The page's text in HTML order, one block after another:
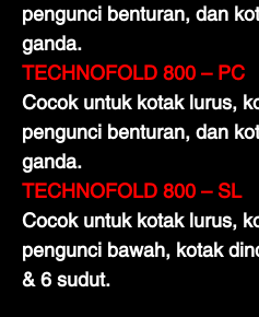
pengunci benturan, dan
ganda.
TECHNOFOLD 800 – PC
Cocok untuk kotak lurus,
pengunci benturan, dan
ganda.
TECHNOFOLD 800 – SL
Cocok untuk kotak lurus,
pengunci bawah, kotak
& 6 sudut.